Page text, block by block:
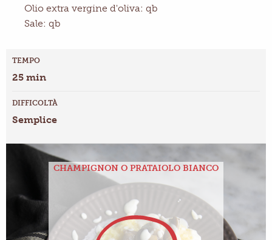
Olio extra vergine d'oliva: qb
Sale: qb
TEMPO
25 min
DIFFICOLTÀ
Semplice
CHAMPIGNON O PRATAIOLO BIANCO